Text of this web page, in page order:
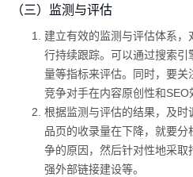
（三）监测与评估
建立有效的监测与评估体系
行持续跟踪。可以通过搜索
量等指标来评估。同时，要
竞争对手在内容原创性和SEO
根据监测与评估的结果，及
品页的收录量在下降，就要
争的原因，然后针对性地采
强外部链接建设等。